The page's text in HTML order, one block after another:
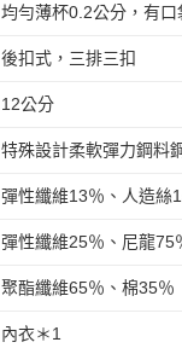
均勻薄杯0.2公分，有口
後扣式，三排三扣
12公分
特殊設計柔軟彈力鋼料
彈性纖維13％、人造絲
彈性纖維25％、尼龍75
聚酯纖維65％、棉35％
內衣＊1